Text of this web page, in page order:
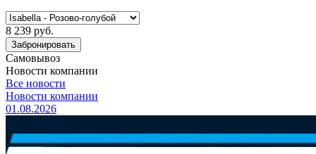
8 239 руб.
Забронировать
Самовывоз
Новости компании
Все новости
Новости компании
01.08.2026